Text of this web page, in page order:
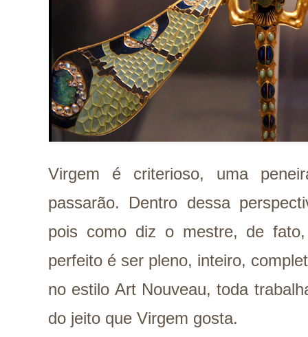
Virgem é criterioso, uma
passarão. Dentro dessa
pois como diz o mestre, de
perfeito é ser pleno, inteiro,
no estilo Art Nouveau, toda
do jeito que Virgem gosta.